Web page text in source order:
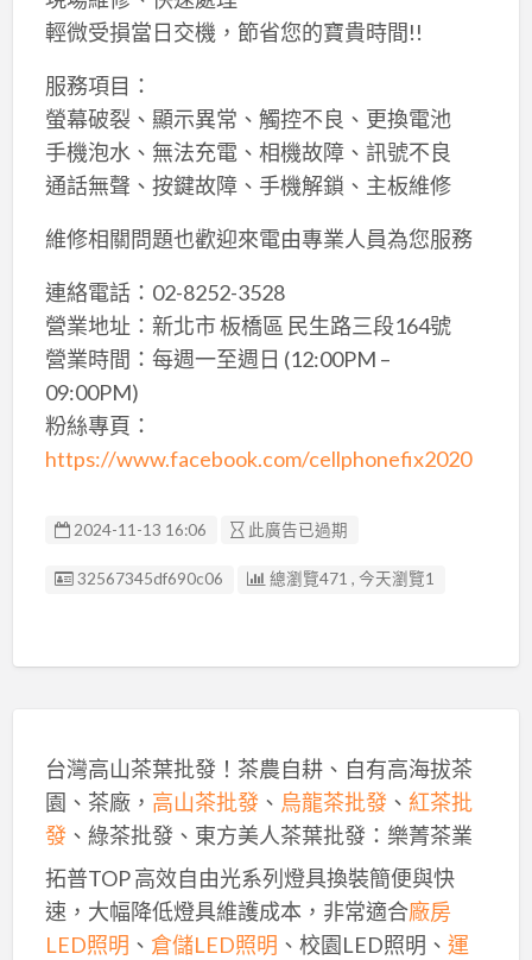
輕微受損當日交機，節省您的寶貴時間!!
服務項目：
螢幕破裂、顯示異常、觸控不良、更換電池
手機泡水、無法充電、相機故障、訊號不良
通話無聲、按鍵故障、手機解鎖、主板維修
維修相關問題也歡迎來電由專業人員為您服務
連絡電話：02-8252-3528
營業地址：新北市 板橋區 民生路三段164號
營業時間：每週一至週日 (12:00PM –
09:00PM)
粉絲專頁：
https://www.facebook.com/cellphonefix2020
2024-11-13 16:06 此廣告已過期
廣告编號
32567345df690c06 總瀏覽471 , 今天瀏覽1
台灣高山茶葉批發！茶農自耕、自有高海拔茶
園、茶廠， 高山茶批發、 烏龍茶批發、 紅茶批
發、綠茶批發、東方美人茶葉批發：樂菁茶業
拓普TOP 高效自由光系列燈具換裝簡便與快
速，大幅降低燈具維護成本，非常適合廠房
LED照明 、 倉儲LED照明 、校園LED照明、 運